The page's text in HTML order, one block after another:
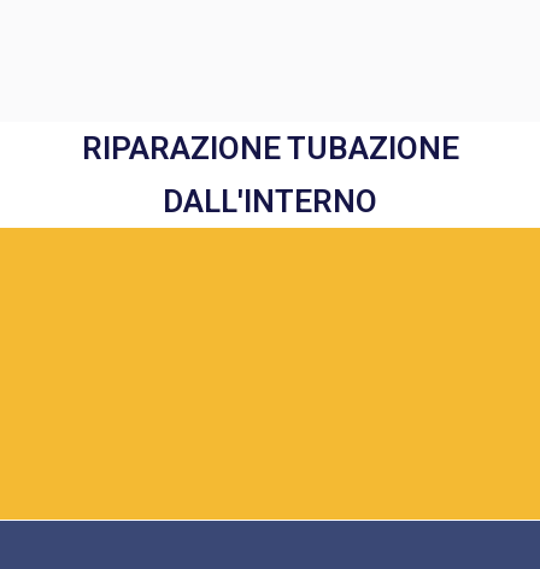
RIPARAZIONE TUBAZIONE
DALL'INTERNO